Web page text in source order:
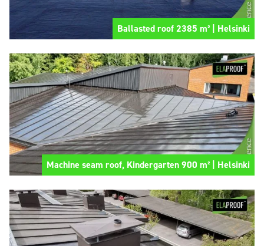
Ballasted roof 2385 m² | Helsinki
Machine seam roof, Kindergarten 900 m² | Helsinki